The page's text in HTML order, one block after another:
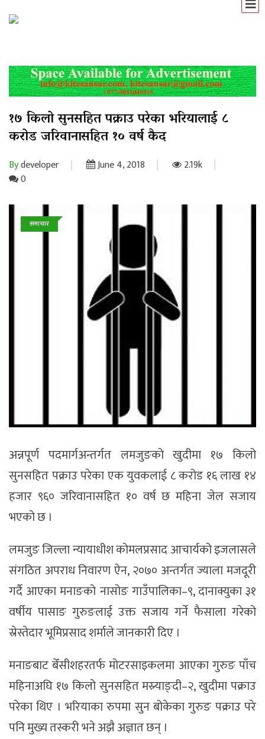
१७ किलो सुनसहित पक्राउ परेका भरियालाई ८
करोड जरिवानासहित १० वर्ष कैद
Bydeveloper June 4, 2018
2.19k
0
समाचार
अन्नपूर्ण पदमार्गअन्तर्गत लमजुङको खुदीमा १७ किलो
सुनसहित पक्राउ परेका एक युवकलाई ८ करोड १६ लाख १४
हजार ९६० जरिवानासहित १० वर्ष छ महिना जेल सजाय
भएको छ ।
लमजुङ जिल्ला न्यायाधीश कोमलप्रसाद आचार्यको इजलासले
संगठित अपराध निवारण ऐन, २०७० अन्तर्गत ज्याला मजदूरी
गर्दै आएका मनाङको नासोङ गाउँपालिका–९, दानाक्युका ३१
वर्षीय पासाङ गुरुङलाई उक्त सजाय गर्ने फैसाला गरेको
स्रेस्तेदार भूमिप्रसाद शर्माले जानकारी दिए ।
मनाङबाट बेँसीशहरतर्फ मोटरसाइकलमा आएका गुरुङ पाँच
महिनाअघि १७ किलो सुनसहित मस्र्याङ्दी–२, खुदीमा पक्राउ
परेका थिए । भरियाका रुपमा सुन बोकेका गुरुङ पक्राउ परे
पनि मुख्य तस्करी भने अझै अज्ञात छन् ।